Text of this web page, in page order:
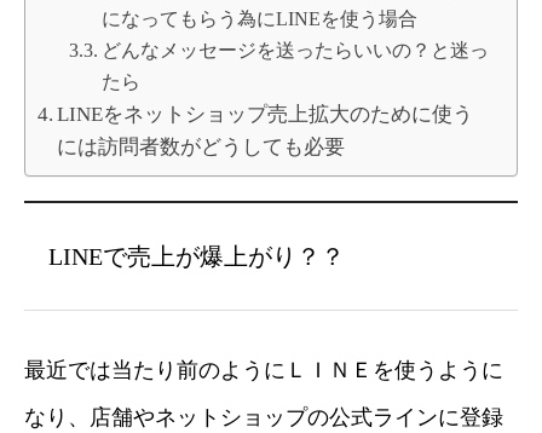
になってもらう為にLINEを使う場合
どんなメッセージを送ったらいいの？と迷っ
たら
LINEをネットショップ売上拡大のために使う
には訪問者数がどうしても必要
LINEで売上が爆上がり？？
最近では当たり前のようにＬＩＮＥを使うように
なり、店舗やネットショップの公式ラインに登録